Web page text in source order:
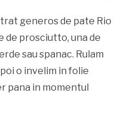
generos de pate Rio
de prosciutto, una de
sau spanac. Rulam
o invelim in folie
pana in momentul